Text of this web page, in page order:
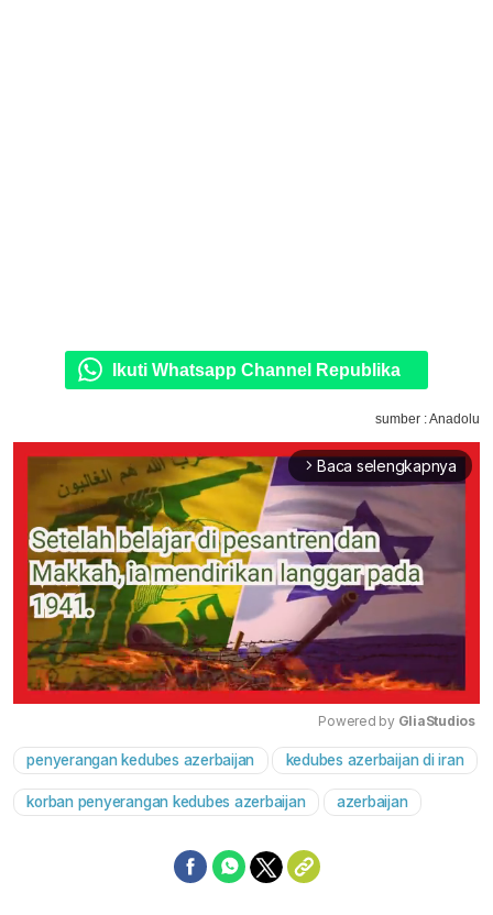
Ikuti Whatsapp Channel Republika
sumber : Anadolu
arrow_forward_ios Baca selengkapnya
Mute
Powered by GliaStudios
penyerangan kedubes azerbaijan kedubes azerbaijan di iran
korban penyerangan kedubes azerbaijan azerbaijan